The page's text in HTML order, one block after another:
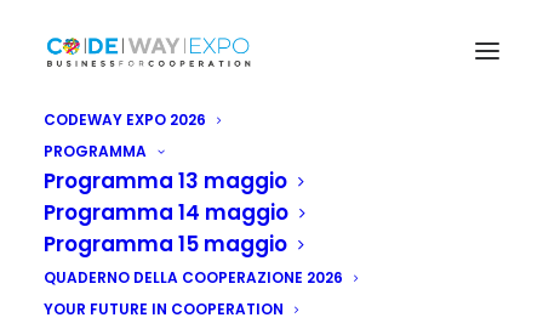
CODEWAY EXPO 2026
PROGRAMMA
Programma 13 maggio
Programma 14 maggio
Programma 15 maggio
QUADERNO DELLA COOPERAZIONE 2026
YOUR FUTURE IN COOPERATION